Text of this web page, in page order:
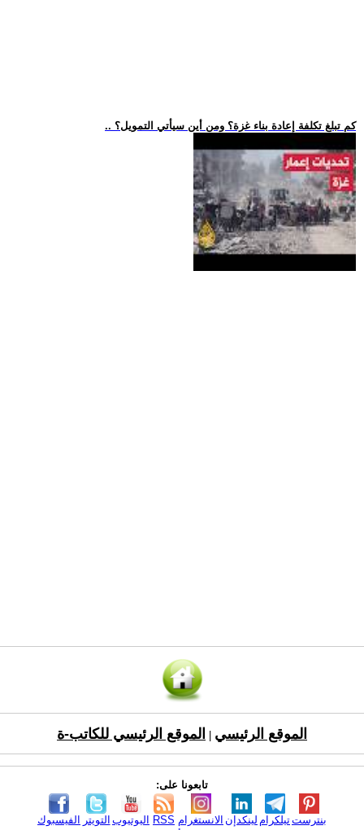
.. كم تبلغ تكلفة إعادة بناء غزة؟ ومن أين سيأتي التمويل؟
الموقع الرئيسي الموقع الرئيسي للكاتب-ة
تابعونا على:
الفيسبوك التويتر اليوتيوب RSS الانستغرام لينكدإن تيلكرامبنترست